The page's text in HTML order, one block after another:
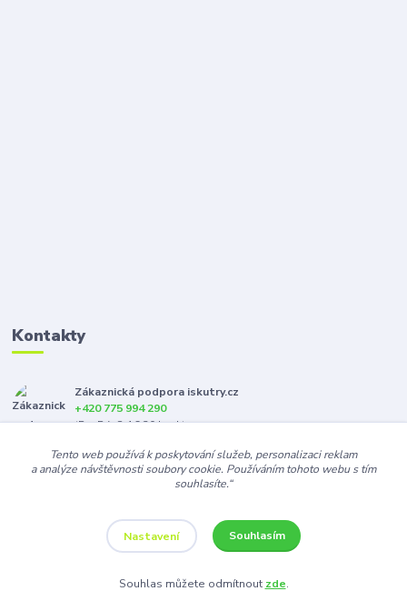
Kontakty
Zákaznická podpora iskutry.cz
+420 775 994 290
(Po-Pá, 8-16:30 hod.)
info@iskutry.cz
Tento web používá k poskytování služeb, personalizaci reklam
a analýze návštěvnosti soubory cookie. Používáním tohoto webu s tím
souhlasíte.“
Nastavení Souhlasím
Souhlas můžete odmítnout zde.